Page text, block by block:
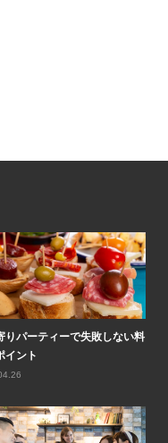
りパーティーで失敗しない料
イント